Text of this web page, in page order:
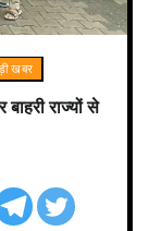
खबर
राज्यों से